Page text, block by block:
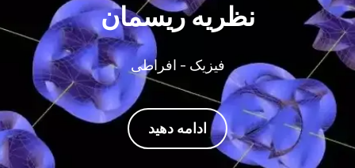
نظریه ریسمان
فیزیک - افراطی
ادامه دهید